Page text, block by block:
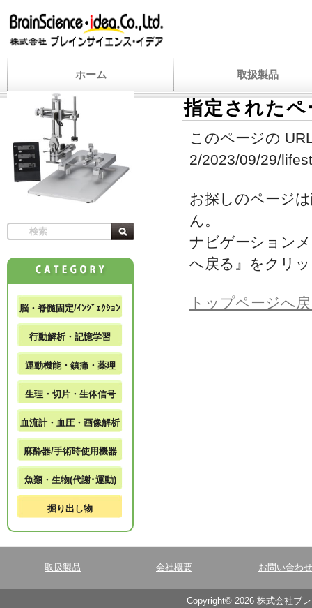
ホーム 取扱製品
指定された
このページの
2/2023/09/29/
お探しのページ
ん。
ナビゲーション
へ戻る』をクリ
トップページへ
脳・脊髄固定/ｲﾝｼﾞｪｸｼｮﾝ
行動解析・記憶学習
運動機能・鎮痛・薬理
生理・切片・生体信号
血流計・血圧・画像解析
麻酔器/手術時使用機器
魚類・生物(代謝･運動)
掘り出し物
取扱製品 会社概要 お問い合わせ
Copyright© 2026 株式会社ブ